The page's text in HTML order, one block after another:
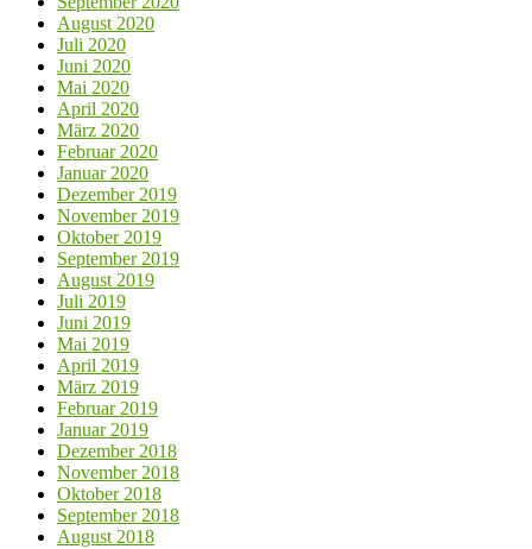
August 2020
Juli 2020
Juni 2020
Mai 2020
April 2020
März 2020
Februar 2020
Januar 2020
Dezember 2019
November 2019
Oktober 2019
September 2019
August 2019
Juli 2019
Juni 2019
Mai 2019
April 2019
März 2019
Februar 2019
Januar 2019
Dezember 2018
November 2018
Oktober 2018
September 2018
August 2018